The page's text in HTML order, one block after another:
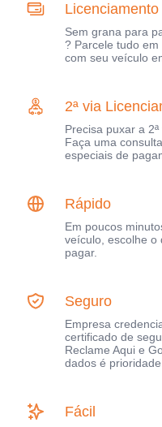
Sem grana para
? Parcele tudo
com seu veículo
2ª via
Precisa puxar a
Faça uma
especiais de
Rápido
Em poucos
veículo, escolhe o
pagar.
Seguro
Empresa
certificado de
Reclame Aqui e
dados é
Fácil